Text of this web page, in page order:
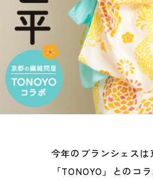
今年のブランシェスは
「TONOYO」とのコ